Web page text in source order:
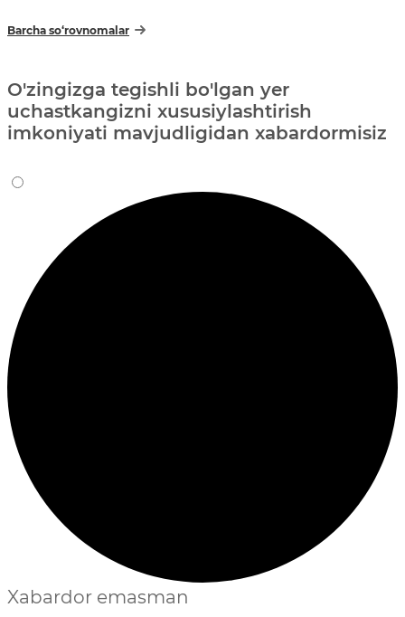
Barcha so‘rovnomalar
O'zingizga tegishli bo'lgan yer
uchastkangizni xususiylashtirish
imkoniyati mavjudligidan xabardormisiz
Xabardor emasman